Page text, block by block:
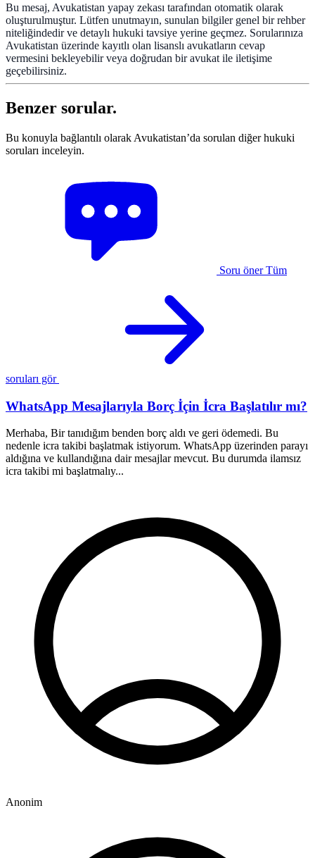
Bu mesaj, Avukatistan yapay zekası tarafından otomatik olarak
oluşturulmuştur. Lütfen unutmayın, sunulan bilgiler genel bir rehber
niteliğindedir ve detaylı hukuki tavsiye yerine geçmez. Sorularınıza
Avukatistan üzerinde kayıtlı olan lisanslı avukatların cevap
vermesini bekleyebilir veya doğrudan bir avukat ile iletişime
geçebilirsiniz.
Benzer sorular.
Bu konuyla bağlantılı olarak Avukatistan’da sorulan diğer hukuki
soruları inceleyin.
Soru öner Tüm
soruları gör
WhatsApp Mesajlarıyla Borç İçin İcra Başlatılır mı?
Merhaba, Bir tanıdığım benden borç aldı ve geri ödemedi. Bu
nedenle icra takibi başlatmak istiyorum. WhatsApp üzerinden parayı
aldığına ve kullandığına dair mesajlar mevcut. Bu durumda ilamsız
icra takibi mi başlatmalıy...
Anonim